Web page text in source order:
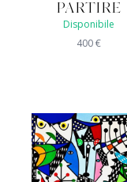
PARTIRE
Disponibile
400€